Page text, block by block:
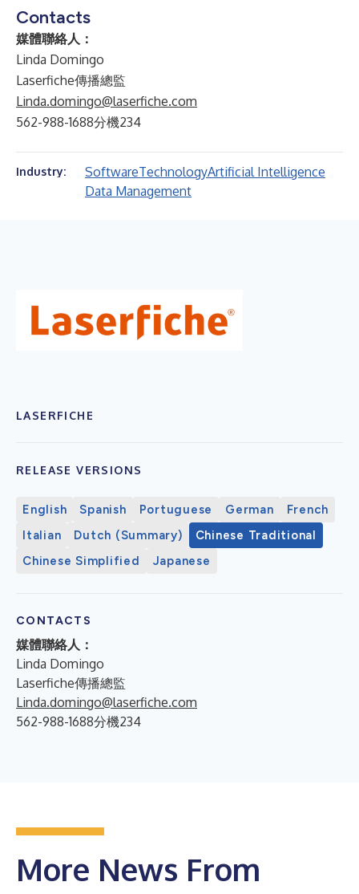
Contacts
媒體聯絡人：
Linda Domingo
Laserfiche傳播總監
Linda.domingo@laserfiche.com
562-988-1688分機234
Industry: SoftwareTechnologyArtificial Intelligence
Data Management
LASERFICHE
RELEASE VERSIONS
English Spanish Portuguese German
French
Italian
Dutch (Summary)
Chinese Traditional
Chinese Simplified
Japanese
CONTACTS
媒體聯絡人：
Linda Domingo
Laserfiche傳播總監
Linda.domingo@laserfiche.com
562-988-1688分機234
More News From